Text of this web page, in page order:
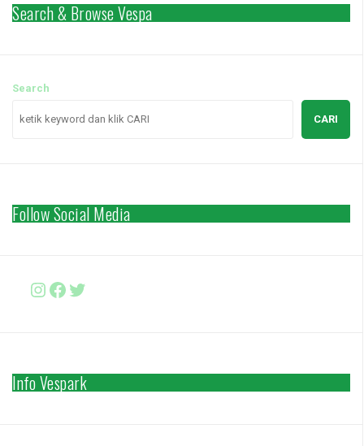
Search & Browse Vespa
Search
CARI
Follow Social Media
Instagram
Facebook
http://www.twitter.com/
Info Vespark